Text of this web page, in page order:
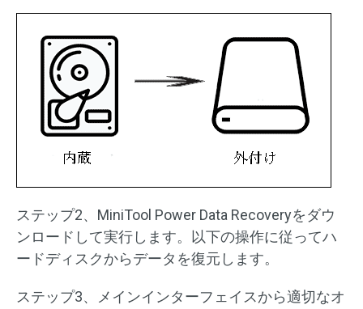
ステップ2、MiniTool Power Data Recoveryをダウ
ンロードして実行します。以下の操作に従ってハ
ードディスクからデータを復元します。
ステップ3、メインインターフェイスから適切なオ